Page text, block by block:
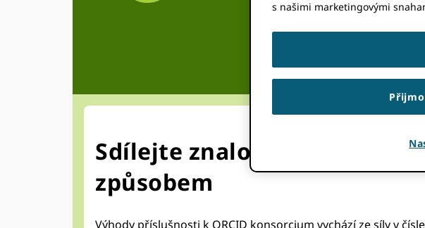
Sdílejte znalosti a
způsobem
Výhody příslušnosti k ORCID konsorcium vychází ze síly v
s našimi marketingovými